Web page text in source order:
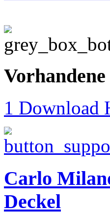
1 Download
Carlo
Deckel